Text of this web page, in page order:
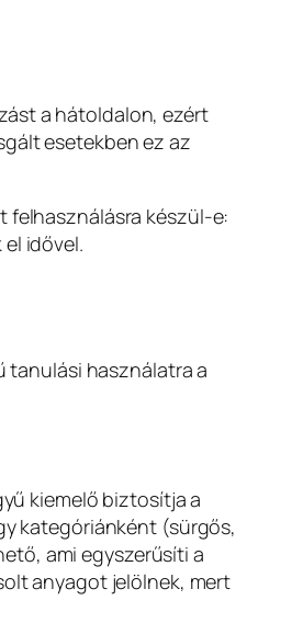
a hátoldalon, ezért
esetekben ez az
felhasználásra készül-e:
idővel.
tanulási használatra a
kiemelő biztosítja a
kategóriánként (sürgős,
ami egyszerűsíti a
anyagot jelölnek, mert